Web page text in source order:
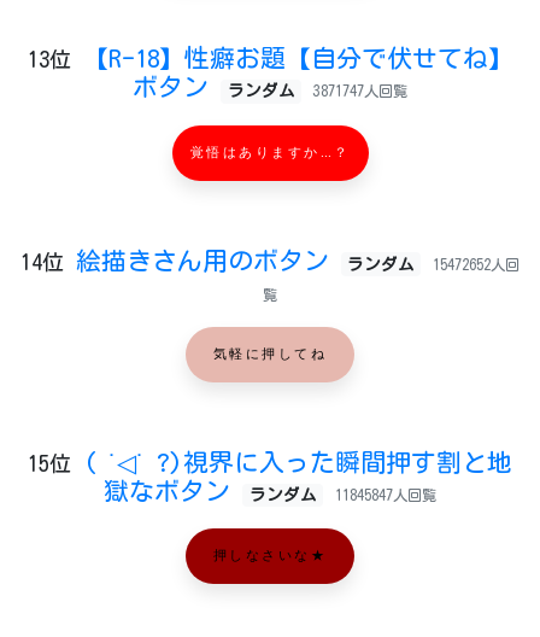
13位
【R-18】性癖お題【自分で伏せてね】
ボタン
ランダム 3871747人回覧
覚悟はありますか…？
14位 絵描きさん用のボタン ランダム 15472652人回
覧
気軽に押してね
15位
( ˙◁˙ ?)視界に入った瞬間押す割と地
獄なボタン
ランダム 11845847人回覧
押しなさいな★